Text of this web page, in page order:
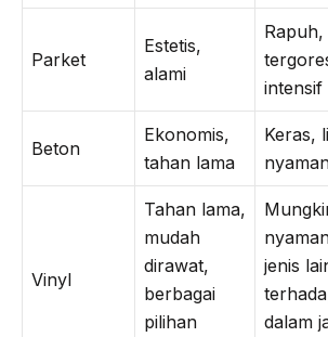
Parket
Estetis,
alami
intensif
Beton
Ekonomis,
tahan lama
Keras,
Vinyl
Tahan lama,
mudah
dirawat,
berbagai
pilihan
jenis
dalam